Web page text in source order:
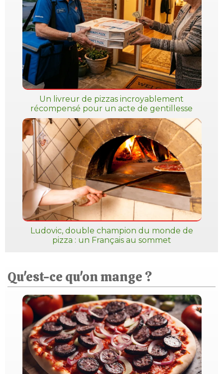
Un livreur de pizzas incroyablement
récompensé pour un acte de gentillesse
Ludovic, double champion du monde de
pizza : un Français au sommet
Qu'est-ce qu'on mange ?